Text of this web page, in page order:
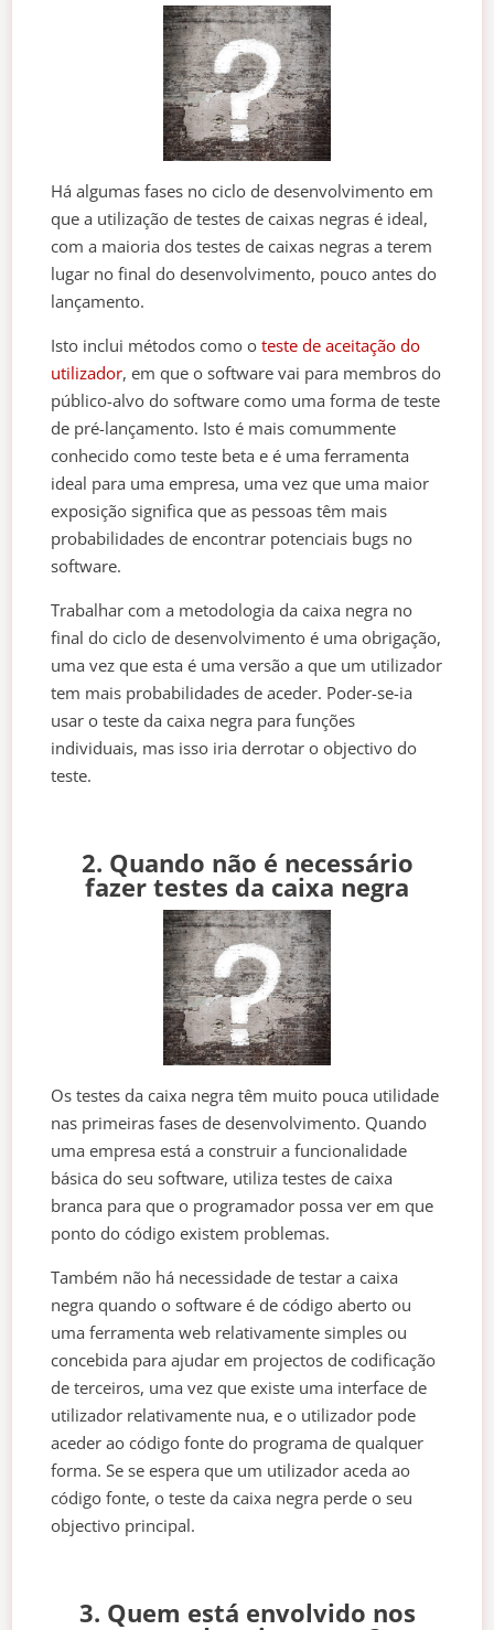
Há algumas fases no ciclo de desenvolvimento em
que a utilização de testes de caixas negras é ideal,
com a maioria dos testes de caixas negras a terem
lugar no final do desenvolvimento, pouco antes do
lançamento.
Isto inclui métodos como oteste de aceitação do
utilizador, em que o software vai para membros do
público-alvo do software como uma forma de teste
de pré-lançamento. Isto é mais comummente
conhecido como teste beta e é uma ferramenta
ideal para uma empresa, uma vez que uma maior
exposição significa que as pessoas têm mais
probabilidades de encontrar potenciais bugs no
software.
Trabalhar com a metodologia da caixa negra no
final do ciclo de desenvolvimento é uma obrigação,
uma vez que esta é uma versão a que um utilizador
tem mais probabilidades de aceder. Poder-se-ia
usar o teste da caixa negra para funções
individuais, mas isso iria derrotar o objectivo do
teste.
2. Quando não é necessário
fazer testes da caixa negra
Os testes da caixa negra têm muito pouca utilidade
nas primeiras fases de desenvolvimento. Quando
uma empresa está a construir a funcionalidade
básica do seu software, utiliza testes de caixa
branca para que o programador possa ver em que
ponto do código existem problemas.
Também não há necessidade de testar a caixa
negra quando o software é de código aberto ou
uma ferramenta web relativamente simples ou
concebida para ajudar em projectos de codificação
de terceiros, uma vez que existe uma interface de
utilizador relativamente nua, e o utilizador pode
aceder ao código fonte do programa de qualquer
forma. Se se espera que um utilizador aceda ao
código fonte, o teste da caixa negra perde o seu
objectivo principal.
3. Quem está envolvido nos